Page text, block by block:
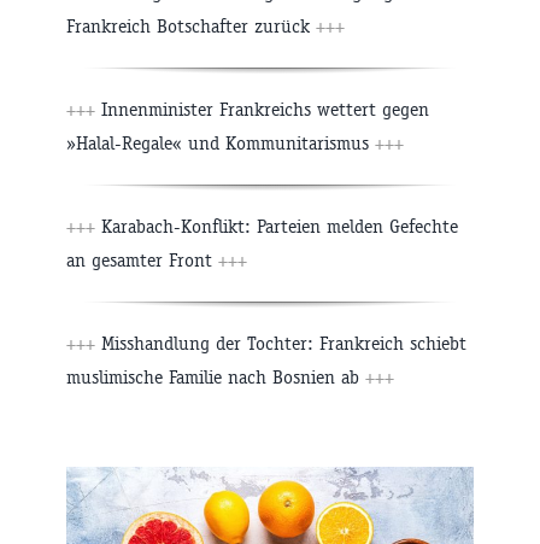
Frankreich Botschafter zurück +++
+++ Innenminister Frankreichs wettert gegen
»Halal-Regale« und Kommunitarismus +++
+++ Karabach-Konflikt: Parteien melden Gefechte
an gesamter Front +++
+++ Misshandlung der Tochter: Frankreich schiebt
muslimische Familie nach Bosnien ab +++